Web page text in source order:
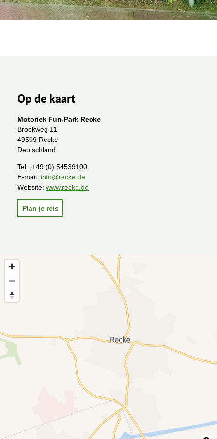
Op de kaart
Motoriek Fun-Park Recke
Brookweg 11
49509 Recke
Deutschland
Tel.: +49 (0) 54539100
E-mail: info@recke.de
Website: www.recke.de
Plan je reis